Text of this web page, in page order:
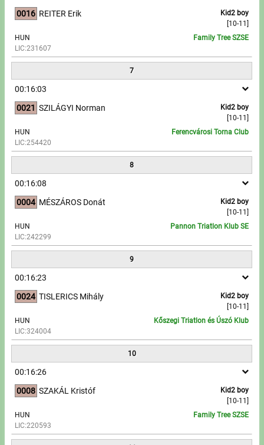
0016
Kid2 boy
[10-11]
REITER Erik
HUN
LIC:231607
Family Tree SZSE
7
00:16:03
0021
Kid2 boy
[10-11]
SZILÁGYI Norman
HUN
LIC:254420
Ferencvárosi Torna Club
8
00:16:08
0004
Kid2 boy
[10-11]
MÉSZÁROS Donát
HUN
LIC:242299
Pannon Triatlon Klub SE
9
00:16:23
0024
Kid2 boy
[10-11]
TISLERICS Mihály
HUN
LIC:324004
Kőszegi Triatlon és Úszó Klub
10
00:16:26
0008
Kid2 boy
[10-11]
SZAKÁL Kristóf
HUN
LIC:220593
Family Tree SZSE